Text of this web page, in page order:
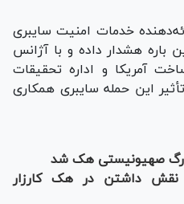
خدمات امنیت سایبری
(۱۸ آذر) در این باره هشدار داده و با آژانس
آمریکا و اداره تحقیقات
این حمله سایبری همکاری
صهیونیستی هک شد
نقش داشتن در هک کارزار